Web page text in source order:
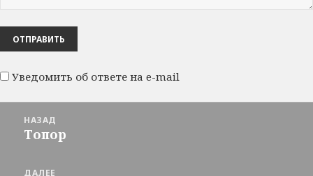
Уведомить об ответе на e-mail
НАЗАД
Предыдущая
Топор
ДАЛЕЕ